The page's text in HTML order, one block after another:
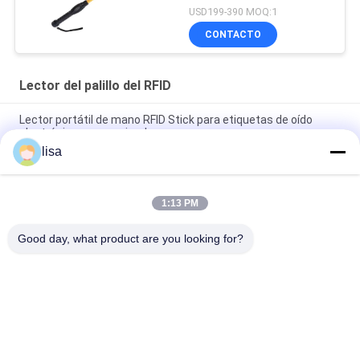
etiquetas auditivas de
ganado
USD199-390 MOQ:1
CONTACTO
Lector del palillo del RFID
Lector portátil de mano RFID Stick para etiquetas de oído
electrónicas para animales
Lector de etiquetas RFID profesional para ganado PT290 con
almacenamiento de datos en pantalla OLED
Identificación animal del RFID del lector portátil del palillo con
lisa
1:13 PM
Good day, what product are you looking for?